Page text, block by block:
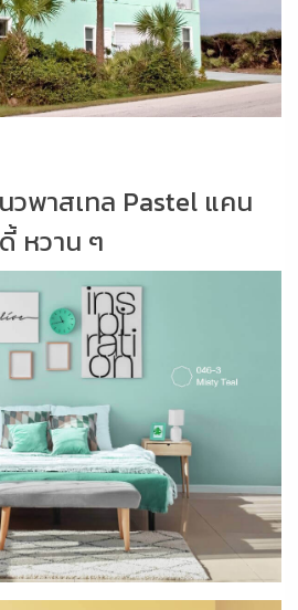
วพาสเทล Pastel แคน
ดี้ หวาน ๆ